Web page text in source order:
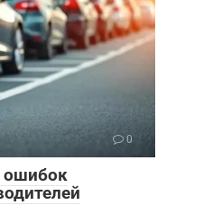
0
ошибок